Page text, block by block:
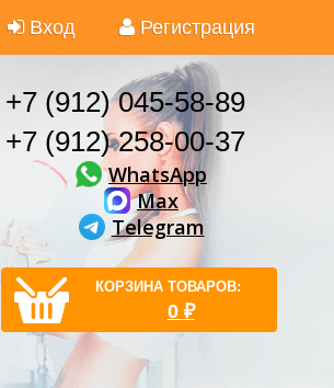
Вход Регистрация
+7 (912) 045-58-89
+7 (912) 258-00-37
WhatsApp
Max
Telegram
КОРЗИНА ТОВАРОВ:
0 ₽